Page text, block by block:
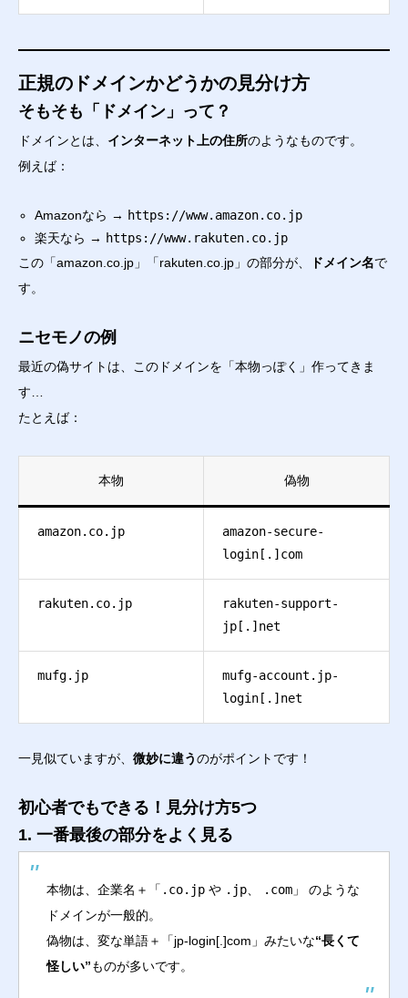
正規のドメインかどうかの見分け方
そもそも「ドメイン」って？
ドメインとは、 インターネット上の住所のようなものです。
例えば：
Amazonなら → https://www.amazon.co.jp
楽天なら → https://www.rakuten.co.jp
この「amazon.co.jp」「rakuten.co.jp」の部分が、
ドメイン名で
す。
ニセモノの例
最近の偽サイトは、このドメインを「本物っぽく」作ってきま
す…
たとえば：
本物 偽物
amazon.co.jp
amazon-secure-
login[.]com
rakuten.co.jp
rakuten-support-
jp[.]net
mufg.jp
mufg-account.jp-
login[.]net
一見似ていますが、 微妙に違うのがポイントです！
初心者でもできる！見分け方5つ
1. 一番最後の部分をよく見る
本物は、企業名＋「 .co.jp や .jp .com 」 のような
ドメインが一般的。
偽物は、変な単語＋「jp-login[.]com」みたいな“長くて
怪しい”ものが多いです。